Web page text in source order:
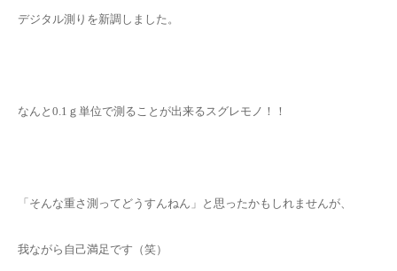
デジタル測りを新調しました。
なんと0.1ｇ単位で測ることが出来るスグレモノ！！
「そんな重さ測ってどうすんねん」と思ったかもしれませんが、
我ながら自己満足です（笑）